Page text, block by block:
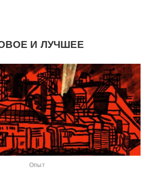
И ЛУЧШЕЕ
Опыт